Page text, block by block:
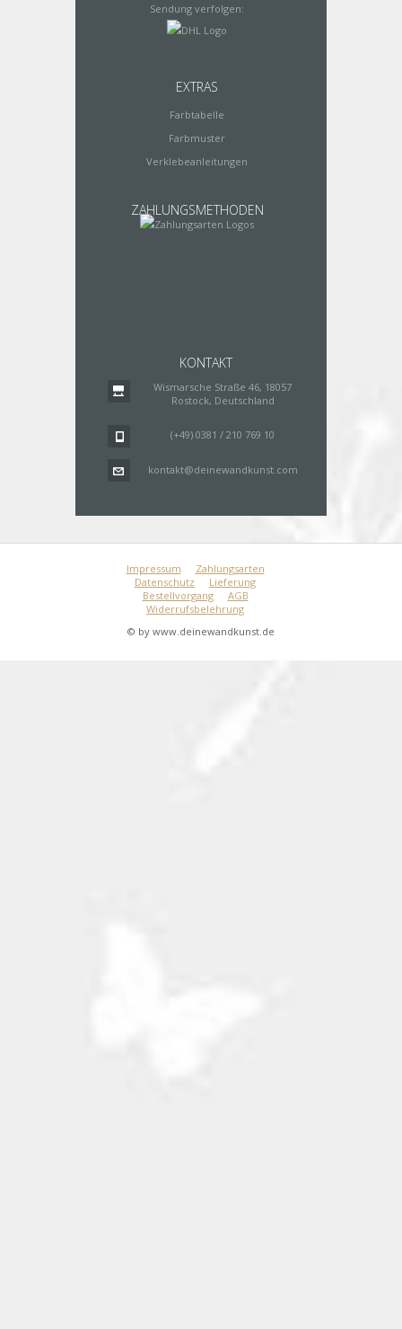
Sendung verfolgen:
EXTRAS
Farbtabelle
Farbmuster
Verklebeanleitungen
ZAHLUNGSMETHODEN
KONTAKT
Wismarsche Straße 46, 18057
Rostock, Deutschland
(+49) 0381 / 210 769 10
kontakt@deinewandkunst.com
Impressum
Zahlungsarten
Datenschutz
Lieferung
Bestellvorgang
AGB
Widerrufsbelehrung
© by www.deinewandkunst.de